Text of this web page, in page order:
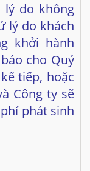
lý do không
lý do khách
khởi hành
cho Quý
tiếp, hoặc
Công ty sẽ
phát sinh